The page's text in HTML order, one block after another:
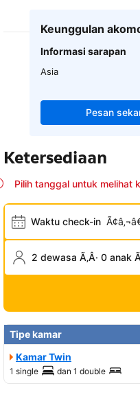
Keunggulan
Informasi sarapan
Asia
Pesan
Ketersediaan
Pilih tanggal untuk melihat
Waktu check-in
2 dewasa Ã‚Â· 0 anak
Tipe kamar
Kamar Twin
1 single dan 1 double